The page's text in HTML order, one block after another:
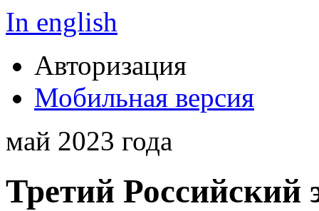
In english
Авторизация
Мобильная версия
май 2023 года
Третий Российский